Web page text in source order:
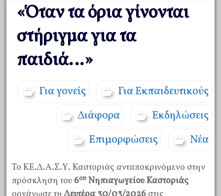
«Όταν τα όρια γίνονται
στήριγμα για τα
παιδιά…»
Για γονείς
Για Εκπαιδευτικούς
Διάφορα
Εκδηλώσεις
Επιμορφώσεις
Νέα
Το ΚΕ.Δ.Α.Σ.Υ. Καστοριάς ανταποκρινόμενο στην
πρόσκληση του 6ου Νηπιαγωγείου Καστοριάς